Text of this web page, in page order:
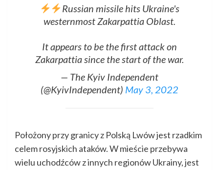
Russian missile hits Ukraine's
westernmost Zakarpattia Oblast.
It appears to be the first attack on
Zakarpattia since the start of the war.
— The Kyiv Independent
(@KyivIndependent) May 3, 2022
Położony przy granicy z Polską Lwów jest rzadkim
celem rosyjskich ataków. W mieście przebywa
wielu uchodźców z innych regionów Ukrainy, jest